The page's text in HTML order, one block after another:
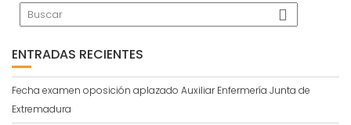
ENTRADAS RECIENTES
Fecha examen oposición aplazado Auxiliar Enfermería Junta de
Extremadura